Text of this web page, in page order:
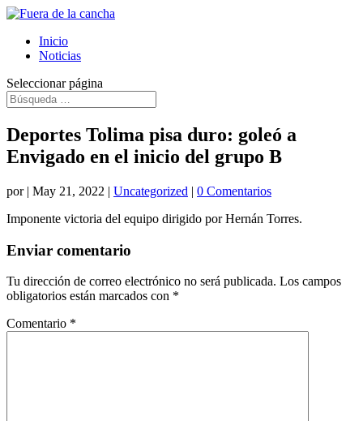
Inicio
Noticias
Seleccionar página
Deportes Tolima pisa duro: goleó a
Envigado en el inicio del grupo B
por | May 21, 2022 | Uncategorized | 0 Comentarios
Imponente victoria del equipo dirigido por Hernán Torres.
Enviar comentario
Tu dirección de correo electrónico no será publicada. Los campos
obligatorios están marcados con *
Comentario *